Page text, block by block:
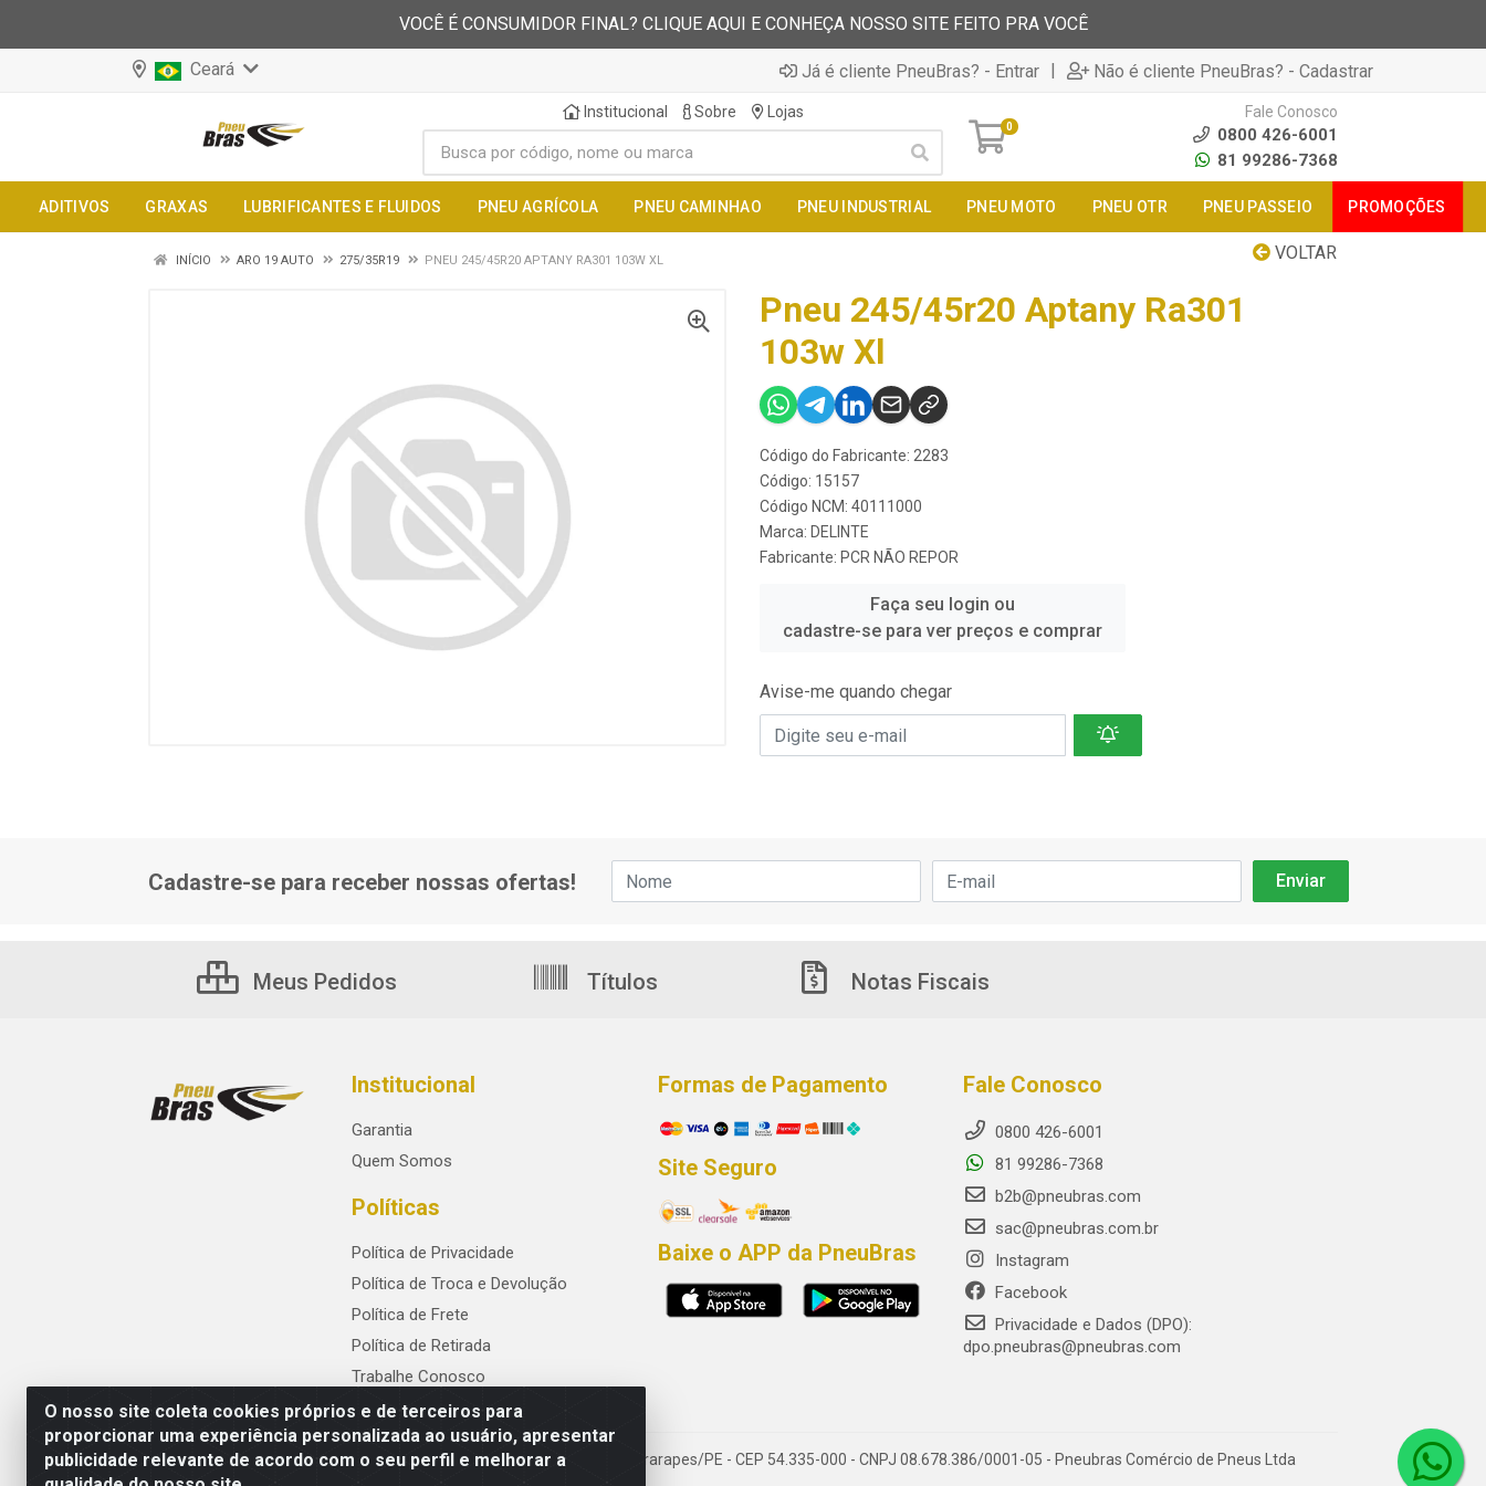
VOCÊ É CONSUMIDOR FINAL? CLIQUE AQUI E CONHEÇA NOSSO SITE FEITO PRA VOCÊ
Ceará Já é cliente PneuBras? - Entrar | Não é cliente PneuBras? - Cadastrar
Institucional Sobre Lojas
0
Fale Conosco
0800 426-6001
81 99286-7368
ADITIVOS GRAXAS LUBRIFICANTES E FLUIDOS PNEU AGRÍCOLA PNEU CAMINHAO PNEU INDUSTRIAL PNEU MOTO PNEU OTR PNEU PASSEIO PROMOÇÕES
VOLTAR
INÍCIO ARO 19 AUTO 275/35R19 PNEU 245/45R20 APTANY RA301 103W XL
Pneu 245/45r20 Aptany Ra301
103w Xl
Código do Fabricante: 2283
Código: 15157
Código NCM: 40111000
Marca: DELINTE
Fabricante: PCR NÃO REPOR
Faça seu login ou
cadastre-se para ver preços e comprar
Avise-me quando chegar
O nosso site coleta cookies próprios e de terceiros para
proporcionar uma experiência personalizada ao usuário, apresentar
publicidade relevante de acordo com o seu perfil e melhorar a
Cadastre-se para receber nossas ofertas!
Meus Pedidos Títulos Notas Fiscais
Institucional
Garantia
Quem Somos
Políticas
Política de Privacidade
Política de Troca e Devolução
Política de Frete
Política de Retirada
Trabalhe Conosco
Formas de Pagamento
Site Seguro
Baixe o APP da PneuBras
Fale Conosco
0800 426-6001
81 99286-7368
b2b@pneubras.com
sac@pneubras.com.br
Instagram
Facebook
Privacidade e Dados (DPO):
dpo.pneubras@pneubras.com
PneuBras - Rodovia BR-101, KM 82 - Prazeres, Jaboatão dos Guararapes/PE - CEP 54.335-000 - CNPJ 08.678.386/0001-05 - Pneubras Comércio de Pneus Ltda